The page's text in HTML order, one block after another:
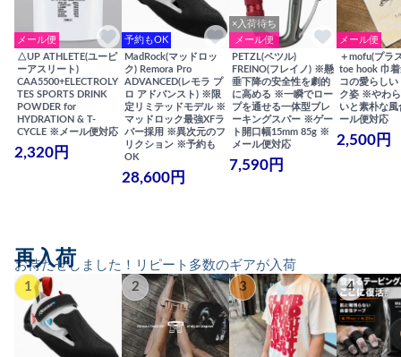
メール便
△UP ATHLETE(ユーピ
ーアスリート)
CAA5500+ELECTROLY
TES SPORTS DRINK
POWDER for
HYDRATION & T-
CYCLE ※メール便対応
2,320円
予約もOK
MadRock(マッドロッ
ク) Remora Pro
ADVANCED(レモラ プ
ロ アドバンスト) ※限
定リミテッドモデル ※
マッドロック最強XFラ
バー採用 ※異次元のフ
リクション ※予約も
OK
28,600円
×入荷待ち
メール便
PETZL(ペツル)
FREINO(フレイノ) ※懸
垂下降の安全性を劇的
に高める ※一瞬でロー
プを通せる一体型ブレ
ーキングスパー ※ゲー
ト開口幅15mm 85g ※
メール便対応
7,590円
メール便
＋mofu(プラ
toe hook 巾
コの愛らしい
ク姿 ※やわ
いと素朴な
ール便対応
2,500円
お待たせしました！リピート多数のギアが入荷
再入荷
1 2 3 4